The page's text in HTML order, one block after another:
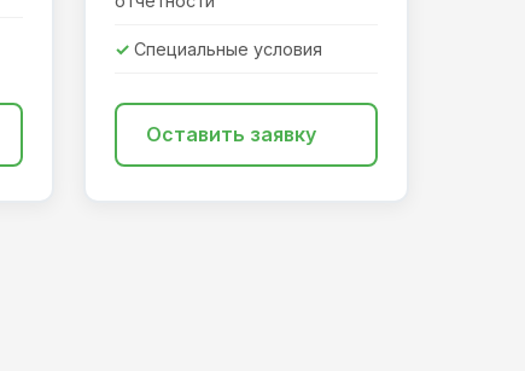
Специальные условия
Оставить заявку